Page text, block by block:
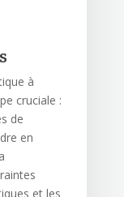
à
cruciale :
de
en
et les